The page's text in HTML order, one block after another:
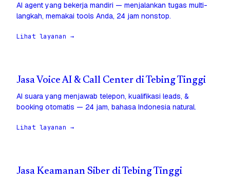
AI agent yang bekerja mandiri — menjalankan tugas multi-
langkah, memakai tools Anda, 24 jam nonstop.
Lihat layanan →
Jasa Voice AI & Call Center di Tebing Tinggi
AI suara yang menjawab telepon, kualifikasi leads, &
booking otomatis — 24 jam, bahasa Indonesia natural.
Lihat layanan →
Jasa Keamanan Siber di Tebing Tinggi